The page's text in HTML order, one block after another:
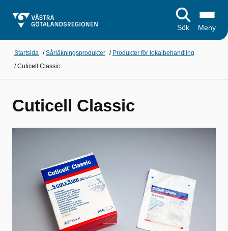
Sök Meny
Startsida /Sårläkningsprodukter / Produkter för lokalbehandling
/Cuticell Classic
Cuticell Classic